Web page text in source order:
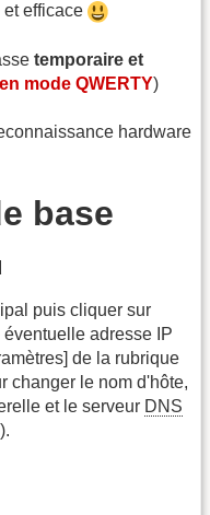
efficace
temporaire et
mode QWERTY)
hardware
base
puis cliquer sur
adresse IP
de la rubrique
changer le nom d'hôte,
et le serveur DNS